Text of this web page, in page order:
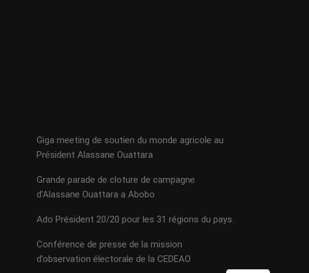
Giga meeting de soutien du monde agricole au
Président Alassane Ouattara
Grande parade de cloture de campagne
d’Alassane Ouattara a Abobo
Ado Président 20/20 pour les 31 régions du pays.
Conférence de presse de la mission
d’observation électorale de la CEDEAO